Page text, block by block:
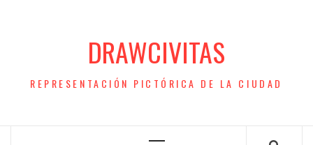
DRAWCIVITAS
REPRESENTACIÓN PICTÓRICA DE LA CIUDAD